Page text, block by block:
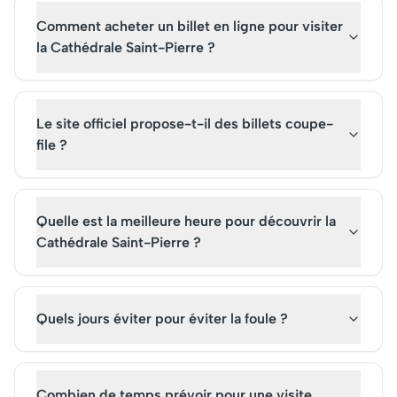
importance historique et
touristique.
Comment acheter un billet en ligne pour visiter
la Cathédrale Saint-Pierre ?
Le site officiel propose-t-il des billets coupe-
file ?
Quelle est la meilleure heure pour découvrir la
Cathédrale Saint-Pierre ?
Quels jours éviter pour éviter la foule ?